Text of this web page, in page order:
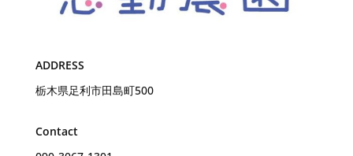
ADDRESS
栃木県足利市田島町500
Contact